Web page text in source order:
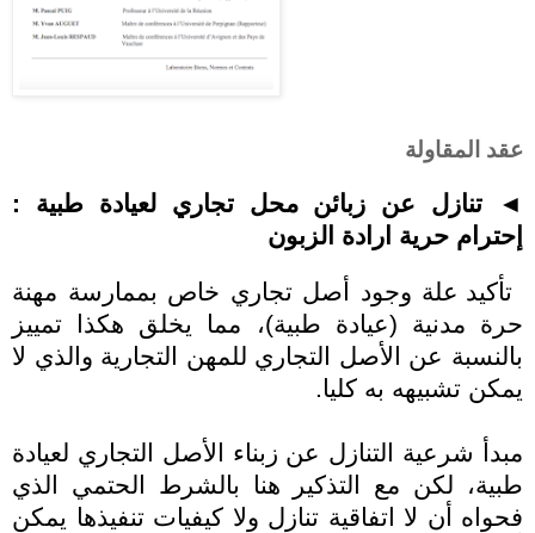
عقد المقاولة
◄ تنازل عن زبائن محل تجاري لعيادة طبية :
إحترام حرية ارادة الزبون
تأكيد علة وجود أصل تجاري خاص بممارسة مهنة
حرة مدنية (عيادة طبية)، مما يخلق هكذا تمييز
بالنسبة عن الأصل التجاري للمهن التجارية والذي لا
يمكن تشبيهه به كليا.
مبدأ شرعية التنازل عن زبناء الأصل التجاري لعيادة
طبية، لكن مع التذكير هنا بالشرط الحتمي الذي
فحواه أن لا اتفاقية تنازل ولا كيفيات تنفيذها يمكن